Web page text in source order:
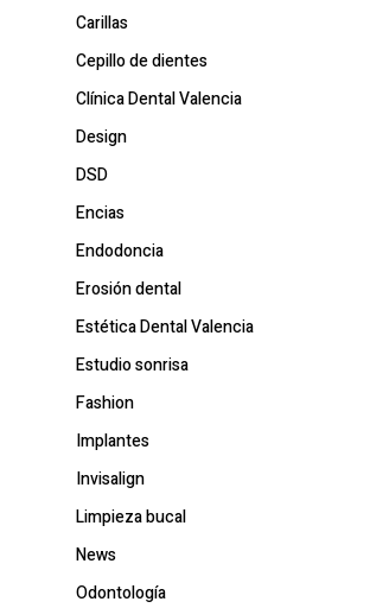
Carillas
Cepillo de dientes
Clínica Dental Valencia
Design
DSD
Encias
Endodoncia
Erosión dental
Estética Dental Valencia
Estudio sonrisa
Fashion
Implantes
Invisalign
Limpieza bucal
News
Odontología